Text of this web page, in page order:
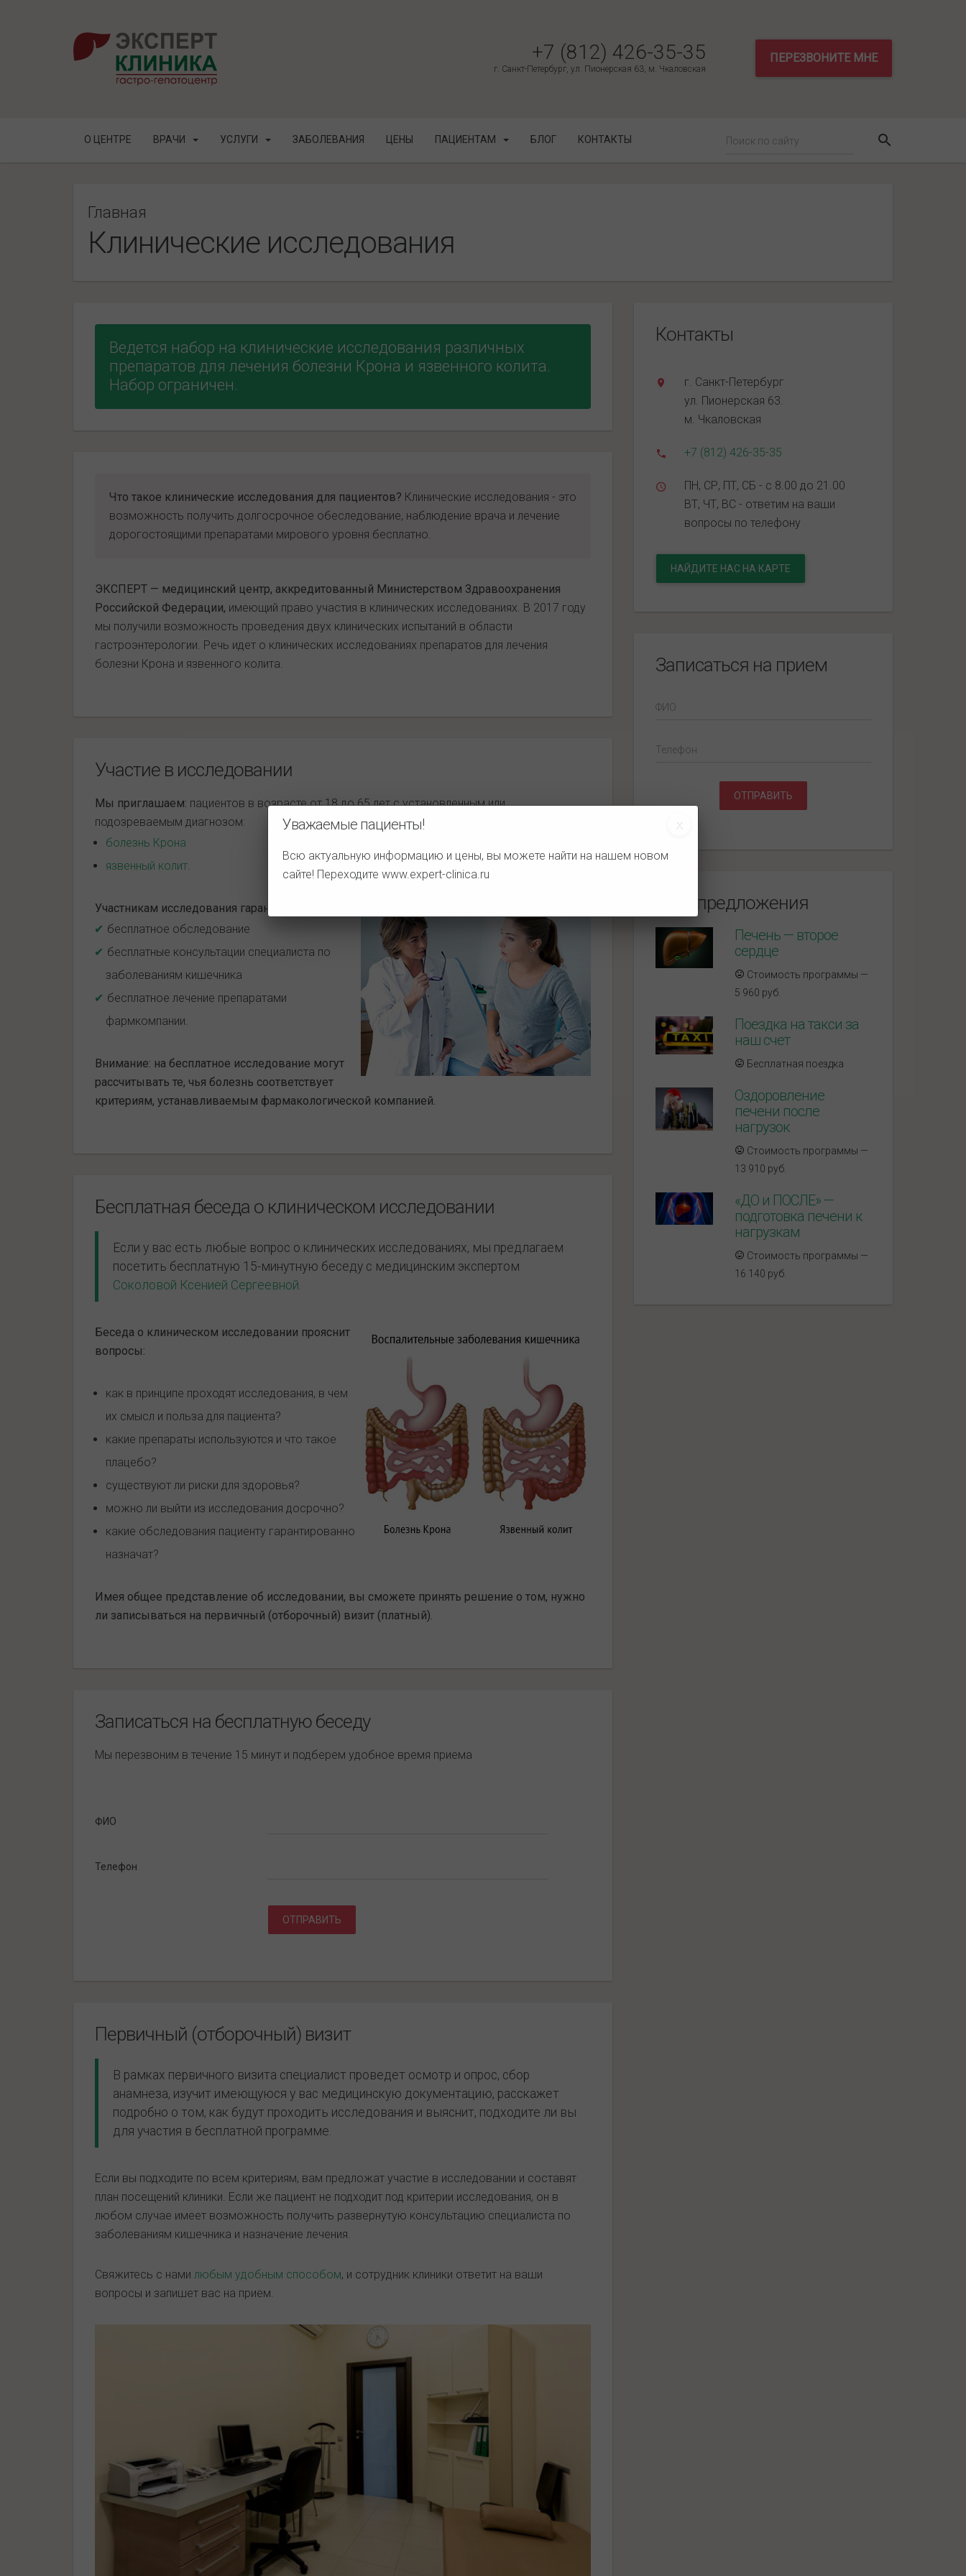
Уважаемые пациенты!
Всю актуальную информацию и цены, вы можете найти на нашем новом
сайте! Переходите www.expert-clinica.ru
+7 (812) 426-35-35
г. Санкт-Петербург, ул. Пионерская 63, м. Чкаловская
ПЕРЕЗВОНИТЕ МНЕ
О ЦЕНТРЕ ВРАЧИ УСЛУГИ ЗАБОЛЕВАНИЯ ЦЕНЫ ПАЦИЕНТАМ БЛОГ КОНТАКТЫ
Главная
Клинические исследования
Ведется набор на клинические исследования различных
препаратов для лечения болезни Крона и язвенного колита.
Набор ограничен.
Что такое клинические исследования для пациентов? Клинические исследования - это
возможность получить долгосрочное обеследование, наблюдение врача и лечение
дорогостоящими препаратами мирового уровня бесплатно.
ЭКСПЕРТ — медицинский центр, аккредитованный Министерством Здравоохранения
Российской Федерации, имеющий право участия в клинических исследованиях. В 2017 году
мы получили возможность проведения двух клинических испытаний в области
гастроэнтерологии. Речь идет о клинических исследованиях препаратов для лечения
болезни Крона и язвенного колита.
Участие в исследовании
Мы приглашаем: пациентов в возрасте от 18 до 65 лет с установленным или
подозреваемым диагнозом:
болезнь Крона
язвенный колит.
Участникам исследования гарантируется:
бесплатное обследование
бесплатные консультации специалиста по
заболеваниям кишечника
бесплатное лечение препаратами
фармкомпании.
Внимание: на бесплатное исследование могут
рассчитывать те, чья болезнь соответствует
критериям, устанавливаемым фармакологической компанией.
Бесплатная беседа о клиническом исследовании
Если у вас есть любые вопрос о клинических исследованиях, мы предлагаем
посетить бесплатную 15-минутную беседу с медицинским экспертом
Соколовой Ксенией Сергеевной.
Беседа о клиническом исследовании прояснит
вопросы:
как в принципе проходят исследования, в чем
их смысл и польза для пациента?
какие препараты используются и что такое
плацебо?
существуют ли риски для здоровья?
можно ли выйти из исследования досрочно?
какие обследования пациенту гарантированно
назначат?
Имея общее представление об исследовании, вы сможете принять решение о том, нужно
ли записываться на первичный (отборочный) визит (платный).
Записаться на бесплатную беседу
Мы перезвоним в течение 15 минут и подберем удобное время приема
ФИО
Телефон
ОТПРАВИТЬ
Первичный (отборочный) визит
В рамках первичного визита специалист проведет осмотр и опрос, сбор
анамнеза, изучит имеющуюся у вас медицинскую документацию, расскажет
подробно о том, как будут проходить исследования и выяснит, подходите ли вы
для участия в бесплатной программе.
Если вы подходите по всем критериям, вам предложат участие в исследовании и составят
план посещений клиники. Если же пациент не подходит под критерии исследования, он в
любом случае имеет возможность получить развернутую консультацию специалиста по
заболеваниям кишечника и назначение лечения.
Свяжитесь с нами любым удобным способом, и сотрудник клиники ответит на ваши
вопросы и запишет вас на прием.
Контакты
г. Санкт-Петербург
ул. Пионерская 63.
м. Чкаловская
+7 (812) 426-35-35
ПН, СР, ПТ, СБ - с 8.00 до 21.00
ВТ, ЧТ, ВС - ответим на ваши
вопросы по телефону
НАЙДИТЕ НАС НА КАРТЕ
Записаться на прием
Телефон
ОТПРАВИТЬ
Спецпредложения
Печень — второе
сердце
Стоимость программы —
5 960 руб.
Поездка на такси за
наш счет
Бесплатная поездка
Оздоровление
печени после
нагрузок
Стоимость программы —
13 910 руб.
«ДО и ПОСЛЕ» —
подготовка печени к
нагрузкам
Стоимость программы —
16 140 руб.